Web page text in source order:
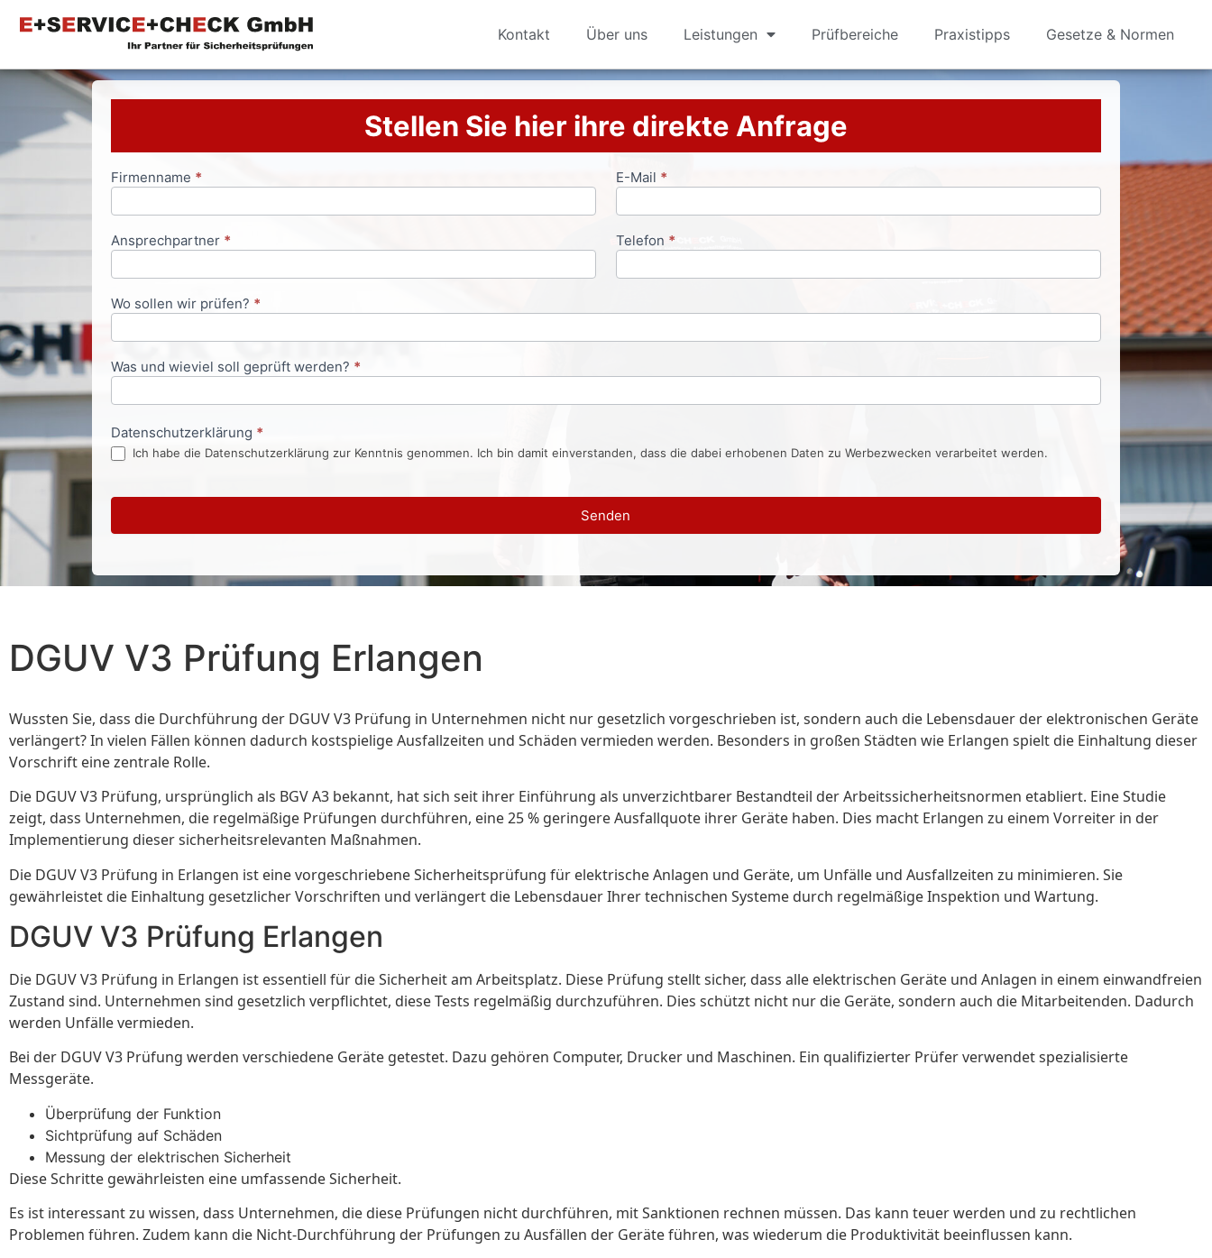
Kontakt Über uns Leistungen Prüfbereiche Praxistipps Gesetze & Normen
Stellen Sie hier ihre direkte Anfrage
Anfrageformular
Firmenname * E-Mail *
Ansprechpartner * Telefon *
Wo sollen wir prüfen? *
Was und wieviel soll geprüft werden? *
Datenschutzerklärung *
Ich habe die Datenschutzerklärung zur Kenntnis genommen. Ich bin damit einverstanden, dass die dabei erhobenen Daten zu Werbezwecken verarbeitet werden.
Senden
DGUV V3 Prüfung Erlangen
Wussten Sie, dass die Durchführung der DGUV V3 Prüfung in Unternehmen nicht nur gesetzlich vorgeschrieben ist, sondern auch die Lebensdauer der elektronischen Geräte
verlängert? In vielen Fällen können dadurch kostspielige Ausfallzeiten und Schäden vermieden werden. Besonders in großen Städten wie Erlangen spielt die Einhaltung dieser
Vorschrift eine zentrale Rolle.
Die DGUV V3 Prüfung, ursprünglich als BGV A3 bekannt, hat sich seit ihrer Einführung als unverzichtbarer Bestandteil der Arbeitssicherheitsnormen etabliert. Eine Studie
zeigt, dass Unternehmen, die regelmäßige Prüfungen durchführen, eine 25 % geringere Ausfallquote ihrer Geräte haben. Dies macht Erlangen zu einem Vorreiter in der
Implementierung dieser sicherheitsrelevanten Maßnahmen.
Die DGUV V3 Prüfung in Erlangen ist eine vorgeschriebene Sicherheitsprüfung für elektrische Anlagen und Geräte, um Unfälle und Ausfallzeiten zu minimieren. Sie
gewährleistet die Einhaltung gesetzlicher Vorschriften und verlängert die Lebensdauer Ihrer technischen Systeme durch regelmäßige Inspektion und Wartung.
DGUV V3 Prüfung Erlangen
Die DGUV V3 Prüfung in Erlangen ist essentiell für die Sicherheit am Arbeitsplatz. Diese Prüfung stellt sicher, dass alle elektrischen Geräte und Anlagen in einem einwandfreien
Zustand sind. Unternehmen sind gesetzlich verpflichtet, diese Tests regelmäßig durchzuführen. Dies schützt nicht nur die Geräte, sondern auch die Mitarbeitenden. Dadurch
werden Unfälle vermieden.
Bei der DGUV V3 Prüfung werden verschiedene Geräte getestet. Dazu gehören Computer, Drucker und Maschinen. Ein qualifizierter Prüfer verwendet spezialisierte
Messgeräte.
Überprüfung der Funktion
Sichtprüfung auf Schäden
Messung der elektrischen Sicherheit
Diese Schritte gewährleisten eine umfassende Sicherheit.
Es ist interessant zu wissen, dass Unternehmen, die diese Prüfungen nicht durchführen, mit Sanktionen rechnen müssen. Das kann teuer werden und zu rechtlichen
Problemen führen. Zudem kann die Nicht-Durchführung der Prüfungen zu Ausfällen der Geräte führen, was wiederum die Produktivität beeinflussen kann.